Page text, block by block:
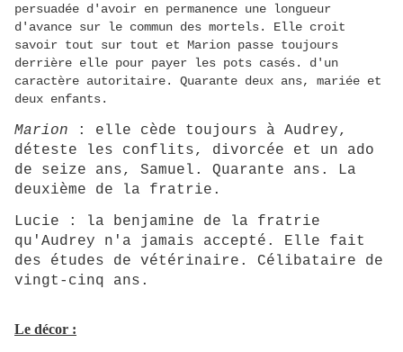
persuadée d'avoir en permanence une longueur
d'avance sur le commun des mortels. Elle croit
savoir tout sur tout et Marion passe toujours
derrière elle pour payer les pots casés. d'un
caractère autoritaire. Quarante deux ans, mariée et
deux enfants.
Marion
: elle cède toujours à Audrey,
déteste les conflits, divorcée et un ado
de seize ans, Samuel. Quarante ans. La
deuxième de la fratrie.
Lucie : la benjamine de la fratrie
qu'Audrey n'a jamais accepté. Elle fait
des études de vétérinaire. Célibataire de
vingt-cinq ans.
Le décor :